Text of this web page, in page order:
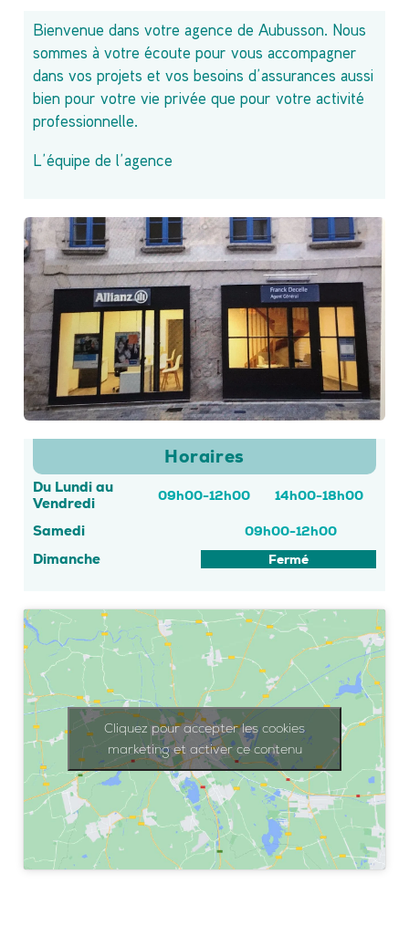
Bienvenue dans votre agence de Aubusson. Nous
sommes à votre écoute pour vous accompagner
dans vos projets et vos besoins d’assurances aussi
bien pour votre vie privée que pour votre activité
professionnelle.
L’équipe de l’agence
Horaires
Du Lundi au
Vendredi
09h00-12h00 14h00-18h00
Samedi 09h00-12h00
Dimanche Fermé
Cliquez pour accepter les cookies
marketing et activer ce contenu